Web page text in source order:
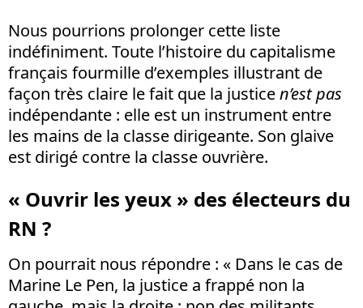
Nous pourrions prolonger cette liste
indéfiniment. Toute l’histoire du capitalisme
français fourmille d’exemples illustrant de
façon très claire le fait que la justicen’est pas
indépendante : elle est un instrument entre
les mains de la classe dirigeante. Son glaive
est dirigé contre la classe ouvrière.
« Ouvrir les yeux » des électeurs du
RN ?
On pourrait nous répondre : « Dans le cas de
Marine Le Pen, la justice a frappé non la